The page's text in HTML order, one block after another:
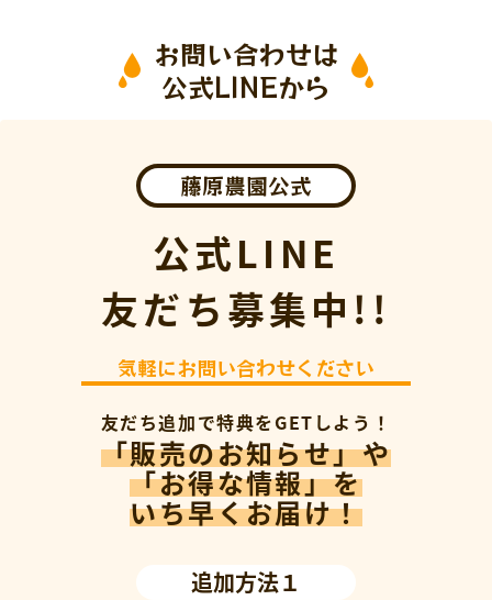
お問い合わせは
公式LINEから
藤原農園公式
公式LINE
友だち募集中!!
気軽にお問い合わせください
友だち追加で特典をGETしよう！
「販売のお知らせ」や
「お得な情報」を
いち早くお届け！
追加方法１